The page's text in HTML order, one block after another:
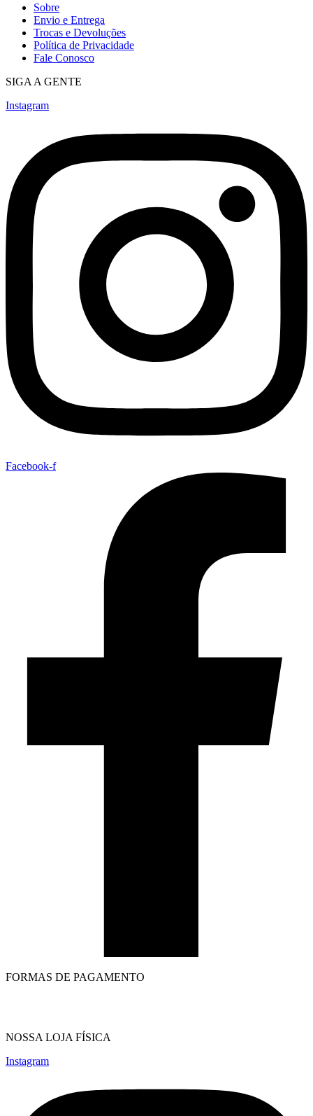
Sobre
Envio e Entrega
Trocas e Devoluções
Política de Privacidade
Fale Conosco
SIGA A GENTE
Instagram
Facebook-f
FORMAS DE PAGAMENTO
NOSSA LOJA FÍSICA
Instagram